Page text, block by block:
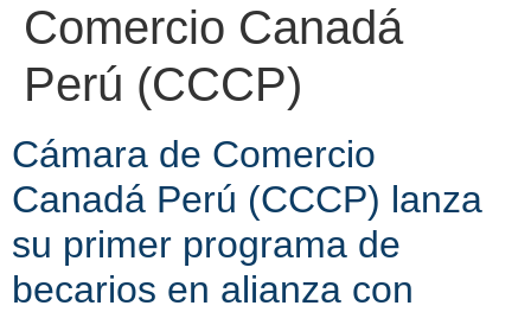
Comercio Canadá
Perú (CCCP)
Cámara de Comercio
Canadá Perú (CCCP) lanza
su primer programa de
becarios en alianza con